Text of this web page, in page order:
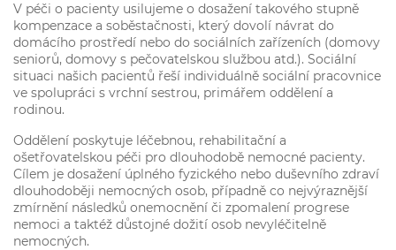
V péči o pacienty usilujeme o dosažení takového stupně
kompenzace a soběstačnosti, který dovolí návrat do
domácího prostředí nebo do sociálních zařízeních (domovy
seniorů, domovy s pečovatelskou službou atd.). Sociální
situaci našich pacientů řeší individuálně sociální pracovnice
ve spolupráci s vrchní sestrou, primářem oddělení a
rodinou.
Oddělení poskytuje léčebnou, rehabilitační a
ošetřovatelskou péči pro dlouhodobě nemocné pacienty.
Cílem je dosažení úplného fyzického nebo duševního zdraví
dlouhodoběji nemocných osob, případně co nejvýraznější
zmírnění následků onemocnění či zpomalení progrese
nemoci a taktéž důstojné dožití osob nevyléčitelně
nemocných.